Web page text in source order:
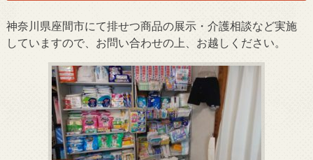
神奈川県座間市にて排せつ商品の展示・介護相談など実施
していますので、お問い合わせの上、お越しください。